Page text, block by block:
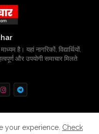
है। यहां नागरिकों, विद्यार्थियों,
और उपयोगी समाचार मिलते
Privacy Policy
your experience. Check